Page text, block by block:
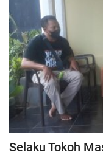
Selaku Tokoh